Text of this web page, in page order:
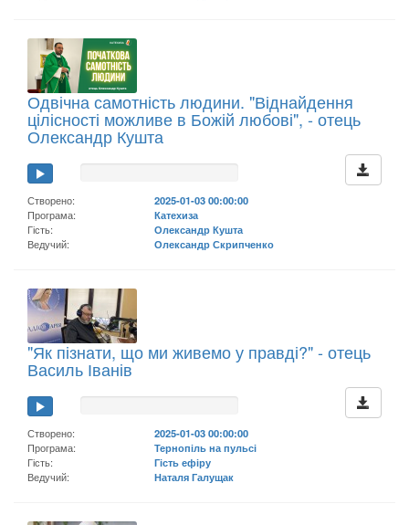
Одвічна самотність людини. "Віднайдення
цілісності можливе в Божій любові", - отець
Олександр Кушта
Створено:
2025-01-03 00:00:00
Програма:
Катехиза
Гість:
Олександр Кушта
Ведучий:
Олександр Скрипченко
"Як пізнати, що ми живемо у правді?" - отець
Василь Іванів
Створено:
2025-01-03 00:00:00
Програма:
Тернопіль на пульсі
Гість:
Гість ефіру
Ведучий:
Наталя Галущак